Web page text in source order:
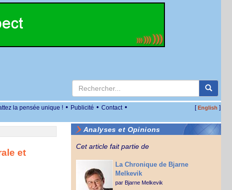
la pensée unique ! • Publicité • Contact • [English ]
et
Analyses et Opinions
Cet article fait partie de
La Chronique de Bjarne
Melkevik
par Bjarne Melkevik